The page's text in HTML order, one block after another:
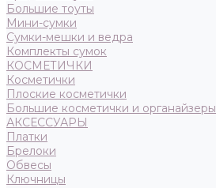
Большие тоуты
Мини-сумки
Сумки-мешки и ведра
Комплекты сумок
КОСМЕТИЧКИ
Косметички
Плоские косметички
Большие косметички и органайзеры
АКСЕССУАРЫ
Платки
Брелоки
Обвесы
Ключницы